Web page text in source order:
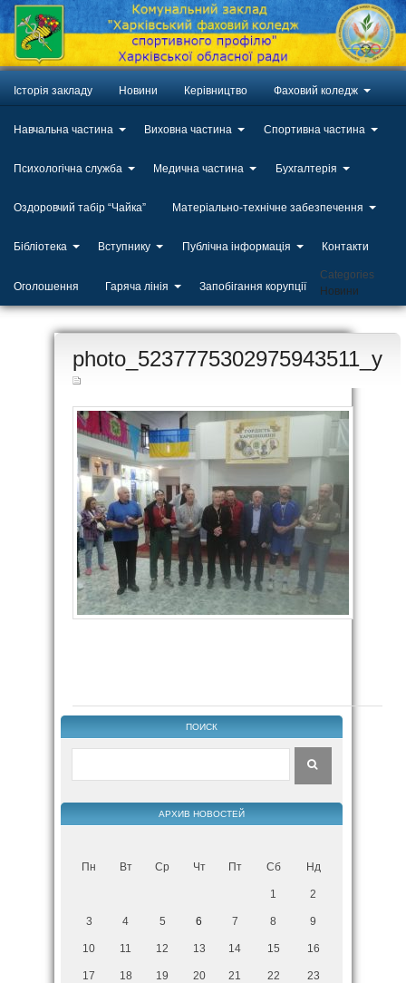
Історія закладу Новини Керівництво Фаховий коледж
Навчальна частина Виховна частина Спортивна частина
Психологічна служба Медична частина Бухгалтерія
Оздоровчий табір “Чайка” Матеріально-технічне забезпечення
Бібліотека Вступнику Публічна інформація Контакти
Оголошення Гаряча лінія Запобігання корупції
Categories
Новини
20
photo_5237775302975943511_y
ПОИСК
АРХИВ НОВОСТЕЙ
Пн Вт Ср Чт Пт Сб Нд
1 2
3 4 5 6 7 8 9
10 11 12 13 14 15 16
17 18 19 20 21 22 23